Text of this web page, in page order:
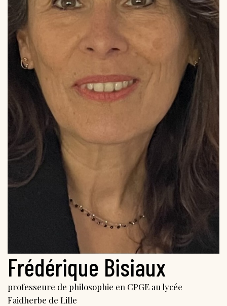
Frédérique Bisiaux
professeure de philosophie en CPGE au lycée
Faidherbe de Lille